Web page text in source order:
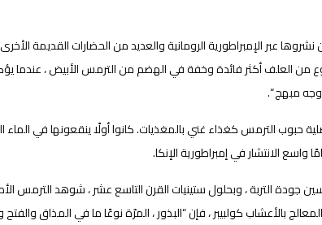
عبر الإمبراطورية الرومانية والعديد من الحضارات القديمة
من العلف أكثر فائدة وخفة في الهضم من الترمس الأبيض ، عندما
مبهج “.
حبوب الترمس كغذاء غني بالمغذيات. كانوا أولًا ينقعونها في
التربة ، وبحلول ستينيات القرن التاسع عشر ، شوهد الترمس
بالأعشاب كولبيبر ، فإن “البذور ، المرّة نوعًا ما في المذاق والفتح